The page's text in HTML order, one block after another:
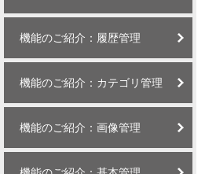
機能のご紹介：履歴管理
機能のご紹介：カテゴリ管理
機能のご紹介：画像管理